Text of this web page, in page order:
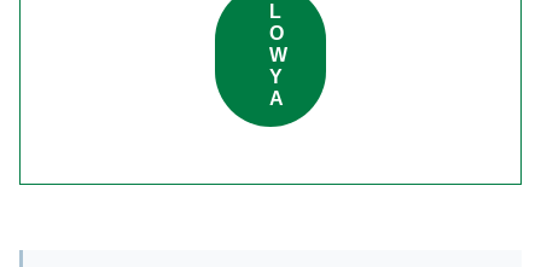
L
O
W
Y
A